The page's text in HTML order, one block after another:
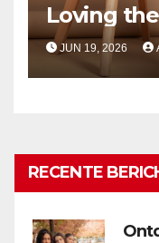
Loving
JUN 19, 2026
RECENTE